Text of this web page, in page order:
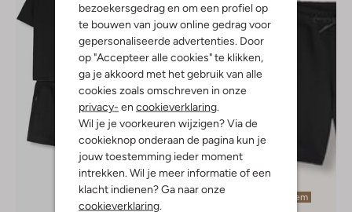
bezoekersgedrag en om een profiel op
te bouwen van jouw online gedrag voor
gepersonaliseerde advertenties. Door
op "Accepteer alle cookies" te klikken,
ga je akkoord met het gebruik van alle
cookies zoals omschreven in onze
privacy- en cookieverklaring
Wil je je voorkeuren wijzigen? Via de
cookieknop onderaan de pagina kun je
jouw toestemming ieder moment
intrekken. Wil je meer informatie of een
klacht indienen? Ga naar onze
cookieverklaring
Laatste item